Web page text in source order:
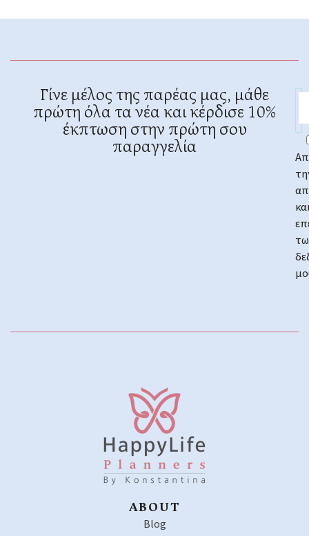
Γίνε μέλος της παρέας μας, μάθε
πρώτη όλα τα νέα και κέρδισε 10%
έκπτωση στην πρώτη σου
παραγγελία
ABOUT
Blog